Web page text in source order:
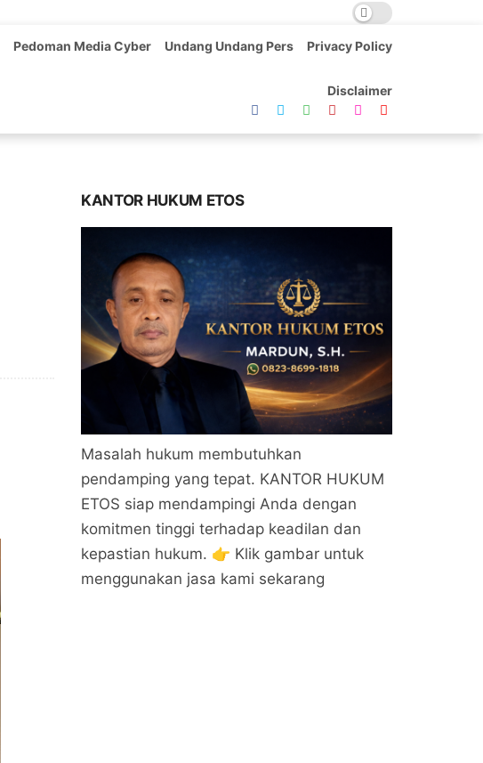
Pedoman Media Cyber Undang Undang Pers Privacy Policy
Disclaimer
KANTOR HUKUM ETOS
Masalah hukum membutuhkan
pendamping yang tepat. KANTOR HUKUM
ETOS siap mendampingi Anda dengan
komitmen tinggi terhadap keadilan dan
kepastian hukum. 👉 Klik gambar untuk
menggunakan jasa kami sekarang